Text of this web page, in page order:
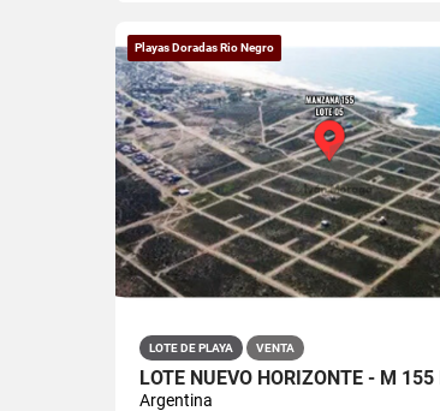
Playas Doradas Rio Negro
LOTE DE PLAYA VENTA
Argentina